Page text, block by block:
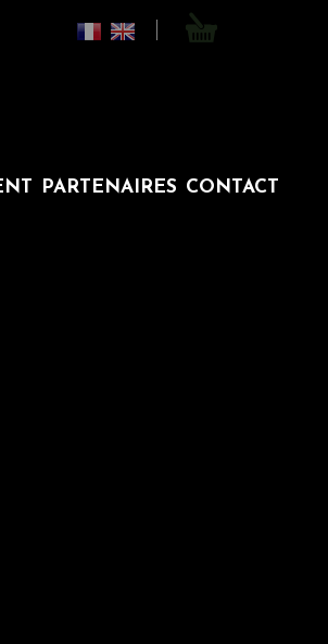
PARTENAIRES CONTACT